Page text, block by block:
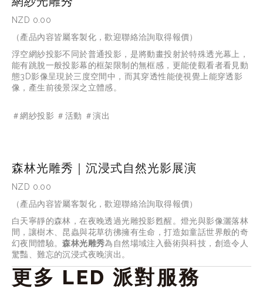
NZD 0.00
（產品內容皆屬客製化，歡迎聯絡洽詢取得報價）
浮空網紗投影不同於普通投影，是將動畫投射於特殊透光幕上，
能有跳脫一般投影幕的框架限制的無框感，更能使觀看者看見動
態3D影像呈現於三度空間中，而其穿透性能使視覺上能穿透影
像，產生前後景深之立體感。
＃網紗投影 ＃活動 ＃演出
森林光雕秀｜沉浸式自然光影展演
NZD 0.00
（產品內容皆屬客製化，歡迎聯絡洽詢取得報價）
白天寧靜的森林，在夜晚透過光雕投影甦醒。燈光與影像灑落林
間，讓樹木、昆蟲與花草彷彿擁有生命，打造如童話世界般的奇
幻夜間體驗。森林光雕秀為自然場域注入藝術與科技，創造令人
驚豔、難忘的沉浸式夜晚演出。
更多 LED 派對服務